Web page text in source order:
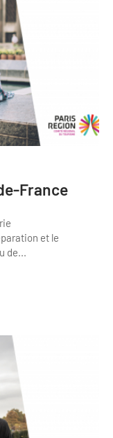
France
et le
de...